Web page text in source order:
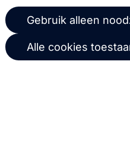
Via onze nieuwsbrief blijf
hoogte van onze product
Gebruik alleen
Alle cookies